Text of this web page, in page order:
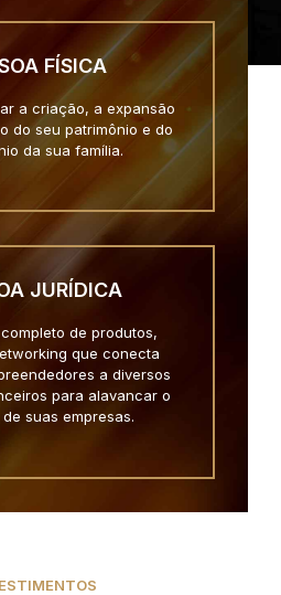
FÍSICA
a criação, a expansão
do seu patrimônio e do
da sua família.
JURÍDICA
de produtos,
que conecta
a diversos
para alavancar o
suas empresas.